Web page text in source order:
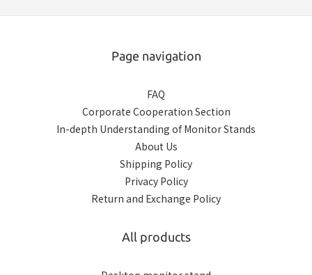
Page navigation
FAQ
Corporate Cooperation Section
In-depth Understanding of Monitor Stands
About Us
Shipping Policy
Privacy Policy
Return and Exchange Policy
All products